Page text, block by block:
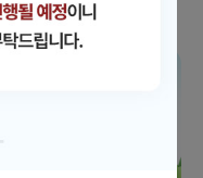
이벤트 더보기